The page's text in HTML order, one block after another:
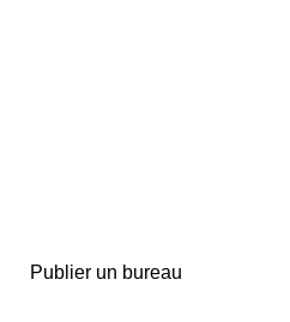
Publier un bureau